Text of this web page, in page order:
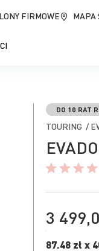
FIRMOWE MAPA
DO 10 RAT
TOURING /
3
87.48 zł x